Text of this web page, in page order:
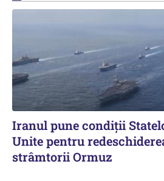
Iranul pune condiții
Unite pentru
strâmtorii Ormuz